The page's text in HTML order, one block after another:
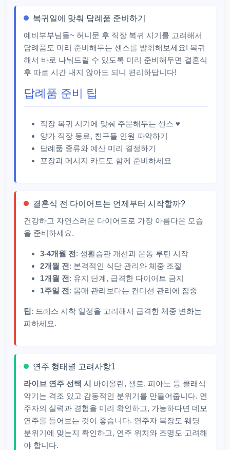
복귀일에 맞춰 답례품 준비하기
예비부부님들~ 허니문 후 직장 복귀 시기를 고려해서
답례품도 미리 준비해두는 센스를 발휘해보세요! 복귀
해서 바로 나눠드릴 수 있도록 미리 준비해두면 결혼식
후 따로 시간 내지 않아도 되니 편리하답니다!
답례품 준비 팁
직장 복귀 시기에 맞춰 주문해두는 센스 ♥
양가 직장 동료, 친구들 인원 파악하기
답례품 종류와 예산 미리 결정하기
포장과 메시지 카드도 함께 준비하세요
결혼식 전 다이어트는 언제부터 시작할까?
건강하고 자연스러운 다이어트로 가장 아름다운 모습
을 준비하세요.
3-4개월 전 : 생활습관 개선과 운동 루틴 시작
2개월 전 : 본격적인 식단 관리와 체중 조절
1개월 전 : 유지 단계, 급격한 다이어트 금지
1주일 전 : 몸매 관리보다는 컨디션 관리에 집중
팁 : 드레스 시착 일정을 고려해서 급격한 체중 변화는
피하세요.
연주 형태별 고려사항1
라이브 연주 선택 시 바이올린, 첼로, 피아노 등 클래식
악기는 격조 있고 감동적인 분위기를 만들어줍니다. 연
주자의 실력과 경험을 미리 확인하고, 가능하다면 데모
연주를 들어보는 것이 좋습니다. 연주자 복장도 웨딩
분위기에 맞는지 확인하고, 연주 위치와 조명도 고려해
야 합니다.